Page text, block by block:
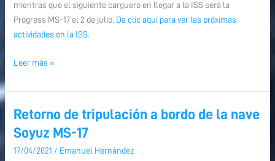
mientras que el siguiente carguero en llegar a la ISS será la
Progress MS-17 el 2 de julio. Da clic aquí para ver las próximas
actividades en la ISS.
Leer más »
Retorno de tripulación a bordo de la nave
Soyuz MS-17
17/04/2021 / Emanuel Hernández
Retorno
de
tripulación
a